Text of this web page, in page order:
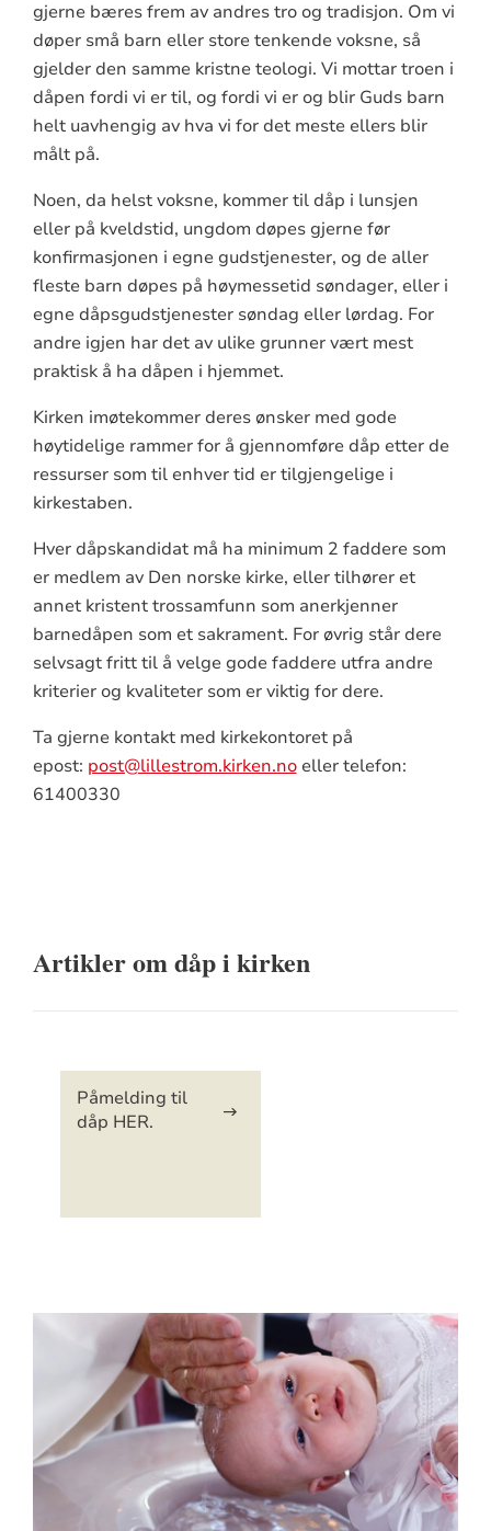
gjerne bæres frem av andres tro og tradisjon. Om vi
døper små barn eller store tenkende voksne, så
gjelder den samme kristne teologi. Vi mottar troen i
dåpen fordi vi er til, og fordi vi er og blir Guds barn
helt uavhengig av hva vi for det meste ellers blir
målt på.
Noen, da helst voksne, kommer til dåp i lunsjen
eller på kveldstid, ungdom døpes gjerne før
konfirmasjonen i egne gudstjenester, og de aller
fleste barn døpes på høymessetid søndager, eller i
egne dåpsgudstjenester søndag eller lørdag. For
andre igjen har det av ulike grunner vært mest
praktisk å ha dåpen i hjemmet.
Kirken imøtekommer deres ønsker med gode
høytidelige rammer for å gjennomføre dåp etter de
ressurser som til enhver tid er tilgjengelige i
kirkestaben.
Hver dåpskandidat må ha minimum 2 faddere som
er medlem av Den norske kirke, eller tilhører et
annet kristent trossamfunn som anerkjenner
barnedåpen som et sakrament. For øvrig står dere
selvsagt fritt til å velge gode faddere utfra andre
kriterier og kvaliteter som er viktig for dere.
Ta gjerne kontakt med kirkekontoret på
epost: post@lillestrom.kirken.noeller telefon:
61400330
Artikler om dåp i kirken
Artikkelsnarveger
Påmelding til
dåp HER.